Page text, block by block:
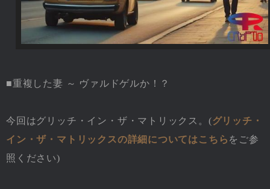
■重複した妻 ～ ヴァルドゲルか！？
今回はグリッチ・イン・ザ・マトリックス。(グリッチ・
イン・ザ・マトリックスの詳細についてはこちら をご参
照ください)